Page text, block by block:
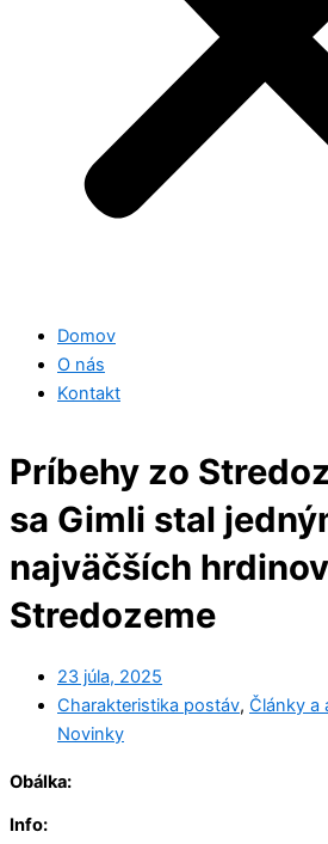
Domov
O nás
Kontakt
Príbehy zo
sa Gimli stal
najväčších hrdinov
Stredozeme
23 júla, 2025
Charakteristika postáv, Články a
Novinky
Obálka:
Info: